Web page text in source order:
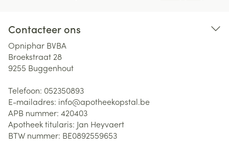
Contacteer ons
Opniphar BVBA
Broekstraat 28
9255 Buggenhout
Telefoon: 052350893
E-mailadres: info@apotheekopstal.be
APB nummer: 420403
Apotheek titularis: Jan Heyvaert
BTW nummer: BE0892559653